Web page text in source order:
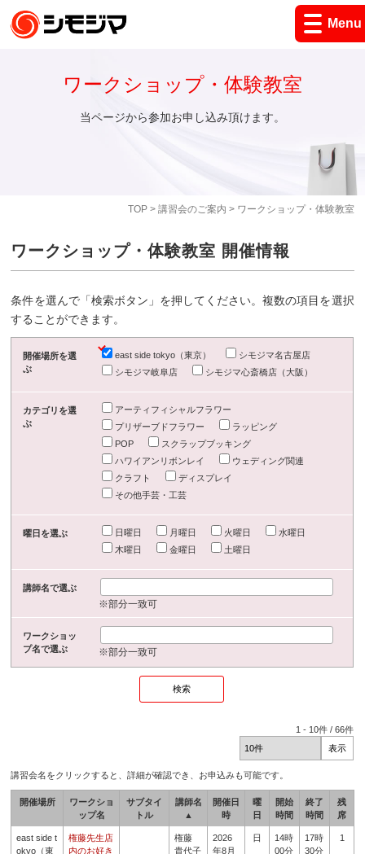
Menu
TOP> 講習会のご案内 > ワークショップ・体験教室
ワークショップ・体験教室
当ページから参加お申し込み頂けます。
ワークショップ・体験教室 開催情報
条件を選んで「検索ボタン」を押してください。複数の項目を選択
することができます。
開催場所を選
ぶ
east side tokyo（東京）
シモジマ名古屋店
シモジマ岐阜店
シモジマ心斎橋店（大阪）
カテゴリを選
ぶ
アーティフィシャルフラワー
プリザーブドフラワー
ラッピング
POP
スクラップブッキング
ハワイアンリボンレイ
ウェディング関連
クラフト
ディスプレイ
その他手芸・工芸
曜日を選ぶ 日曜日 月曜日 火曜日
水曜日
木曜日
金曜日 土曜日
講師名で選ぶ
※部分一致可
ワークショッ
プ名で選ぶ
※部分一致可
1 - 10件 /66件
講習会名をクリックすると、詳細が確認でき、お申込みも可能です。
開催場所
ワークショ
ップ名
サブタイ
トル
講師名
▲
開催日
時
曜
日
開始
時間
終了
時間
残
席
east side t
okyo（東
権藤先生店
内のお好き
権藤
貴代子
2026
年8月
日
14時
00分
17時
30分
1